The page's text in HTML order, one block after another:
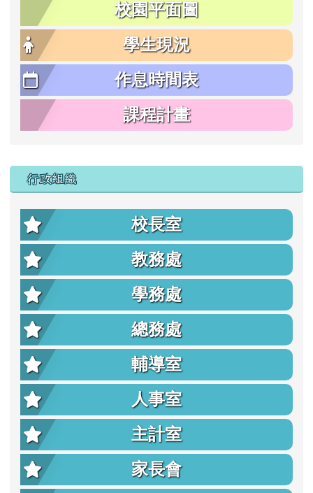
校園平面圖
學生現況
作息時間表
課程計畫
行政組織
校長室
教務處
學務處
總務處
輔導室
人事室
主計室
家長會